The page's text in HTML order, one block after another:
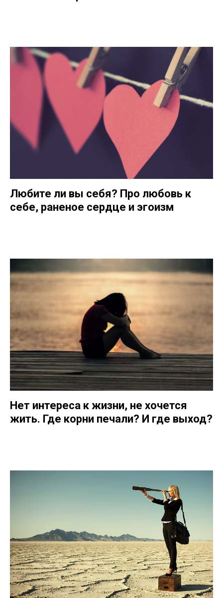
Любите ли вы себя? Про любовь к
себе, раненое сердце и эгоизм
Нет интереса к жизни, не хочется
жить. Где корни печали? И где выход?